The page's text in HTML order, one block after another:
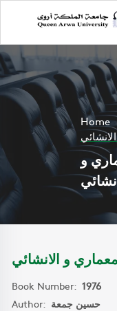
Home
و
و الانشائي
Book Number: 1976
Author: حسين جمعة